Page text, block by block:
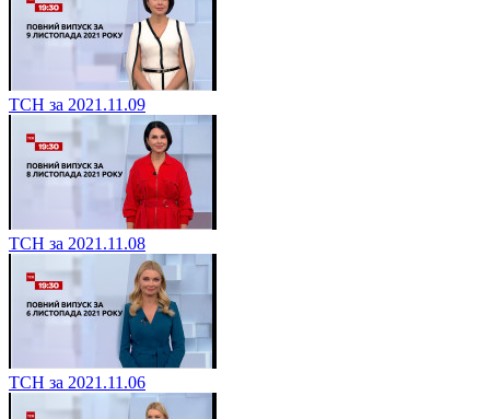
ТСН за 2021.11.09
ТСН за 2021.11.08
ТСН за 2021.11.06